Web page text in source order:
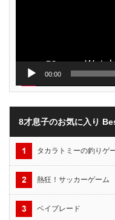
00:00
8才息子のお気に入り
タカラトミーの釣り
熱狂！サッカーゲーム
ベイブレード